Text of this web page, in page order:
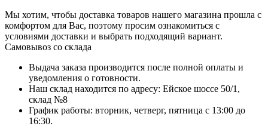
Мы хотим, чтобы доставка товаров нашего магазина прошла с
комфортом для Вас, поэтому просим ознакомиться с
условиями доставки и выбрать подходящий вариант.
Самовывоз со склада
Выдача заказа производится после полной оплаты и
уведомления о готовности.
Наш склад находится по адресу: Ейское шоссе 50/1,
склад №8
График работы: вторник, четверг, пятница с 13:00 до
16:30.